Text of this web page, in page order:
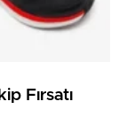
Fırsatı